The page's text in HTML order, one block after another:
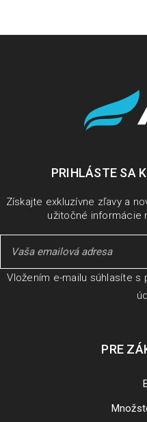
PRIHLÁSTE SA
Získajte exkluzívne zľavy a
užitočné informácie
Vložením e-mailu súhlasíte s
PRE